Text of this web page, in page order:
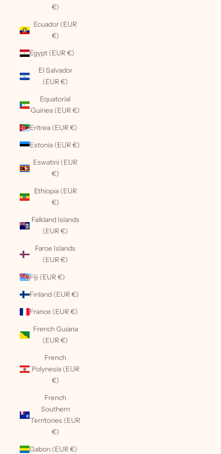
€)
Ecuador (EUR
€)
Egypt (EUR €)
El Salvador
(EUR €)
Equatorial
Guinea (EUR €)
Eritrea (EUR €)
Estonia (EUR €)
Eswatini (EUR
€)
Ethiopia (EUR
€)
Falkland Islands
(EUR €)
Faroe Islands
(EUR €)
Fiji (EUR €)
Finland (EUR €)
France (EUR €)
French Guiana
(EUR €)
French
Polynesia (EUR
€)
French
Southern
Territories (EUR
€)
Gabon (EUR €)